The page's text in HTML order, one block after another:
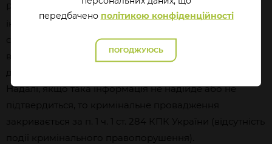
Розрахунок робиться на те, що згодом може надійти
інформація, які свідчитиме про загибель, що
супроводжувалась порушенням законів і звичаїв
війни, тож кожен факт підлягає ретельному обліку та
дослідженню кримінально-правовими засобами.
Надалі, якщо така інформація не надійде або не
підтвердиться, то кримінальне провадження
закривається за п. 1 ч. 1 ст. 284 КПК України (відсутність
події кримінального правопорушення).
передбачено політикою конфіденційності
ПОГОДЖУЮСЬ